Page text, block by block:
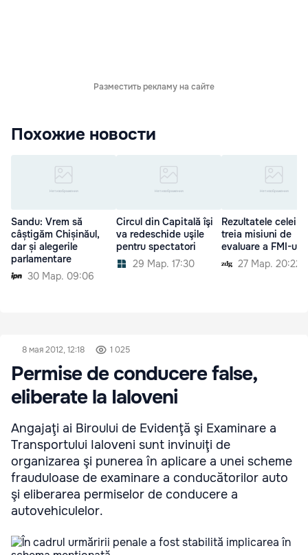
Разместить рекламу на сайте
Похожие новости
Sandu: Vrem să
câștigăm Chișinăul,
dar și alegerile
parlamentare
30 Мар. 09:06
Circul din Capitală îşi
va redeschide uşile
pentru spectatori
29 Мар. 17:30
Rezultatele celei
treia misiuni de
evaluare a FMI-ului
27 Мар. 20:22
8 мая 2012, 12:18 1 025
Permise de conducere false,
eliberate la Ialoveni
Angajaţi ai Biroului de Evidenţă şi Examinare a
Transportului Ialoveni sunt invinuiţi de
organizarea şi punerea în aplicare a unei scheme
frauduloase de examinare a conducătorilor auto
şi eliberarea permiselor de conducere a
autovehiculelor.